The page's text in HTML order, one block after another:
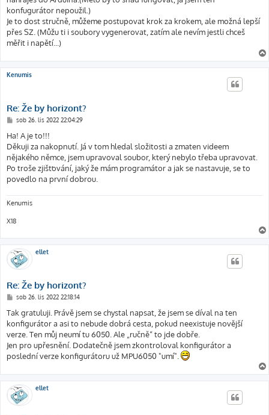
konfugurátor nepoužil.)
Je to dost stručně, můžeme postupovat krok za krokem, ale možná lepší
přes SZ. (Můžu ti i soubory vygenerovat, zatím ale nevím jestli chceš
měřit i napětí...)
Kenumis
Re: Že by horizont?
P
í
p
ě
v
e
k
sob 26. lis 2022 22:04:29
Ha! A je to!!!
Děkuji za nakopnutí. Já v tom hledal složitosti a zmaten videem
nějakého němce, jsem upravoval soubor, který nebylo třeba upravovat.
Po troše zjišťování, jaký že mám programátor a jak se nastavuje, se to
povedlo na první dobrou.
Kenumis
X18
ellet
Re: Že by horizont?
P
í
p
ě
e
k
sob 26. lis 2022 22:18:14
Tak gratuluji. Právě jsem se chystal napsat, že jsem se díval na ten
konfigurátor a asi to nebude dobrá cesta, pokud neexistuje novější
verze. Ten můj neumí tu 6050. Ale „ručně“ to jde dobře.
Jen pro upřesnění. Dodatečně jsem zkontroloval konfigurátor a
poslední verze konfigurátoru už MPU6050 "umí".
ellet